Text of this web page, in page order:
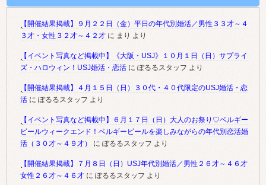
【開催結果掲載】９月２２日（金）平日の年代別婚活／男性３３才～４
３才・女性３２才～４２才 に まり より
【イベント写真など掲載中】《大阪・USJ》１０月１日（日）サプライ
ズ・ハロウィン！USJ婚活・恋活 にぽるるスタッフ より
【開催結果掲載】４月１５日（日）３０代・４０代限定のUSJ婚活・恋
活 にぽるるスタッフ より
【イベント写真など掲載中】６月１７日（日）大人のお祭り♡ベルギー
ビールウィークエンド！ベルギービールを楽しみながらの年代別恋活婚
活（３０才～４９才）
にぽるるスタッフ より
【開催結果掲載】７月８日（日）USJ年代別婚活／男性２６才～４６才
女性２６才～４６才 にぽるるスタッフ より